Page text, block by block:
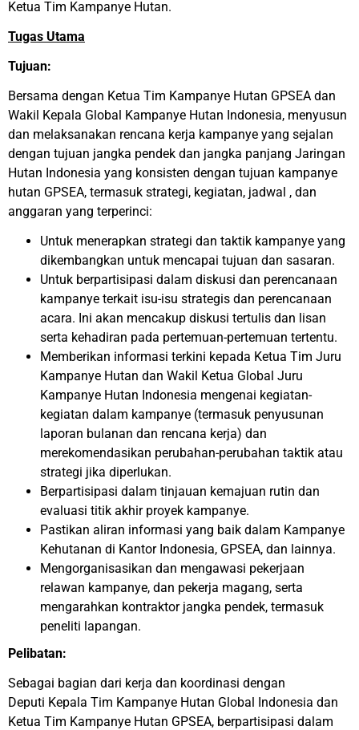
Ketua Tim Kampanye Hutan.
Tugas Utama
Tujuan:
Bersama dengan Ketua Tim Kampanye Hutan GPSEA dan
Wakil Kepala Global Kampanye Hutan Indonesia, menyusun
dan melaksanakan rencana kerja kampanye yang sejalan
dengan tujuan jangka pendek dan jangka panjang Jaringan
Hutan Indonesia yang konsisten dengan tujuan kampanye
hutan GPSEA, termasuk strategi, kegiatan, jadwal , dan
anggaran yang terperinci:
Untuk menerapkan strategi dan taktik kampanye yang
dikembangkan untuk mencapai tujuan dan sasaran.
Untuk berpartisipasi dalam diskusi dan perencanaan
kampanye terkait isu-isu strategis dan perencanaan
acara. Ini akan mencakup diskusi tertulis dan lisan
serta kehadiran pada pertemuan-pertemuan tertentu.
Memberikan informasi terkini kepada Ketua Tim Juru
Kampanye Hutan dan Wakil Ketua Global Juru
Kampanye Hutan Indonesia mengenai kegiatan-
kegiatan dalam kampanye (termasuk penyusunan
laporan bulanan dan rencana kerja) dan
merekomendasikan perubahan-perubahan taktik atau
strategi jika diperlukan.
Berpartisipasi dalam tinjauan kemajuan rutin dan
evaluasi titik akhir proyek kampanye.
Pastikan aliran informasi yang baik dalam Kampanye
Kehutanan di Kantor Indonesia, GPSEA, dan lainnya.
Mengorganisasikan dan mengawasi pekerjaan
relawan kampanye, dan pekerja magang, serta
mengarahkan kontraktor jangka pendek, termasuk
peneliti lapangan.
Pelibatan:
Sebagai bagian dari kerja dan koordinasi dengan
Deputi Kepala Tim Kampanye Hutan Global Indonesia dan
Ketua Tim Kampanye Hutan GPSEA, berpartisipasi dalam